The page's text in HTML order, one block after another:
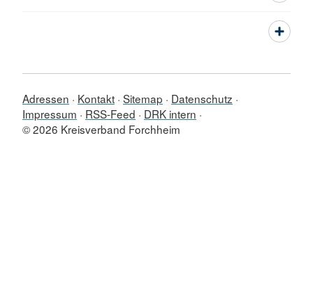
Adressen Kontakt Sitemap
Datenschutz
Impressum
RSS-Feed
DRK intern
© 2026 Kreisverband Forchheim